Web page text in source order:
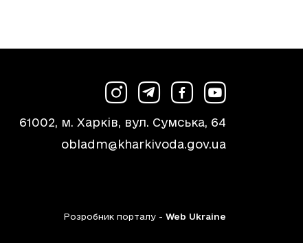
61002, м. Харків, вул. Сумська, 64
obladm@kharkivoda.gov.ua
Розробник порталу - Web Ukraine